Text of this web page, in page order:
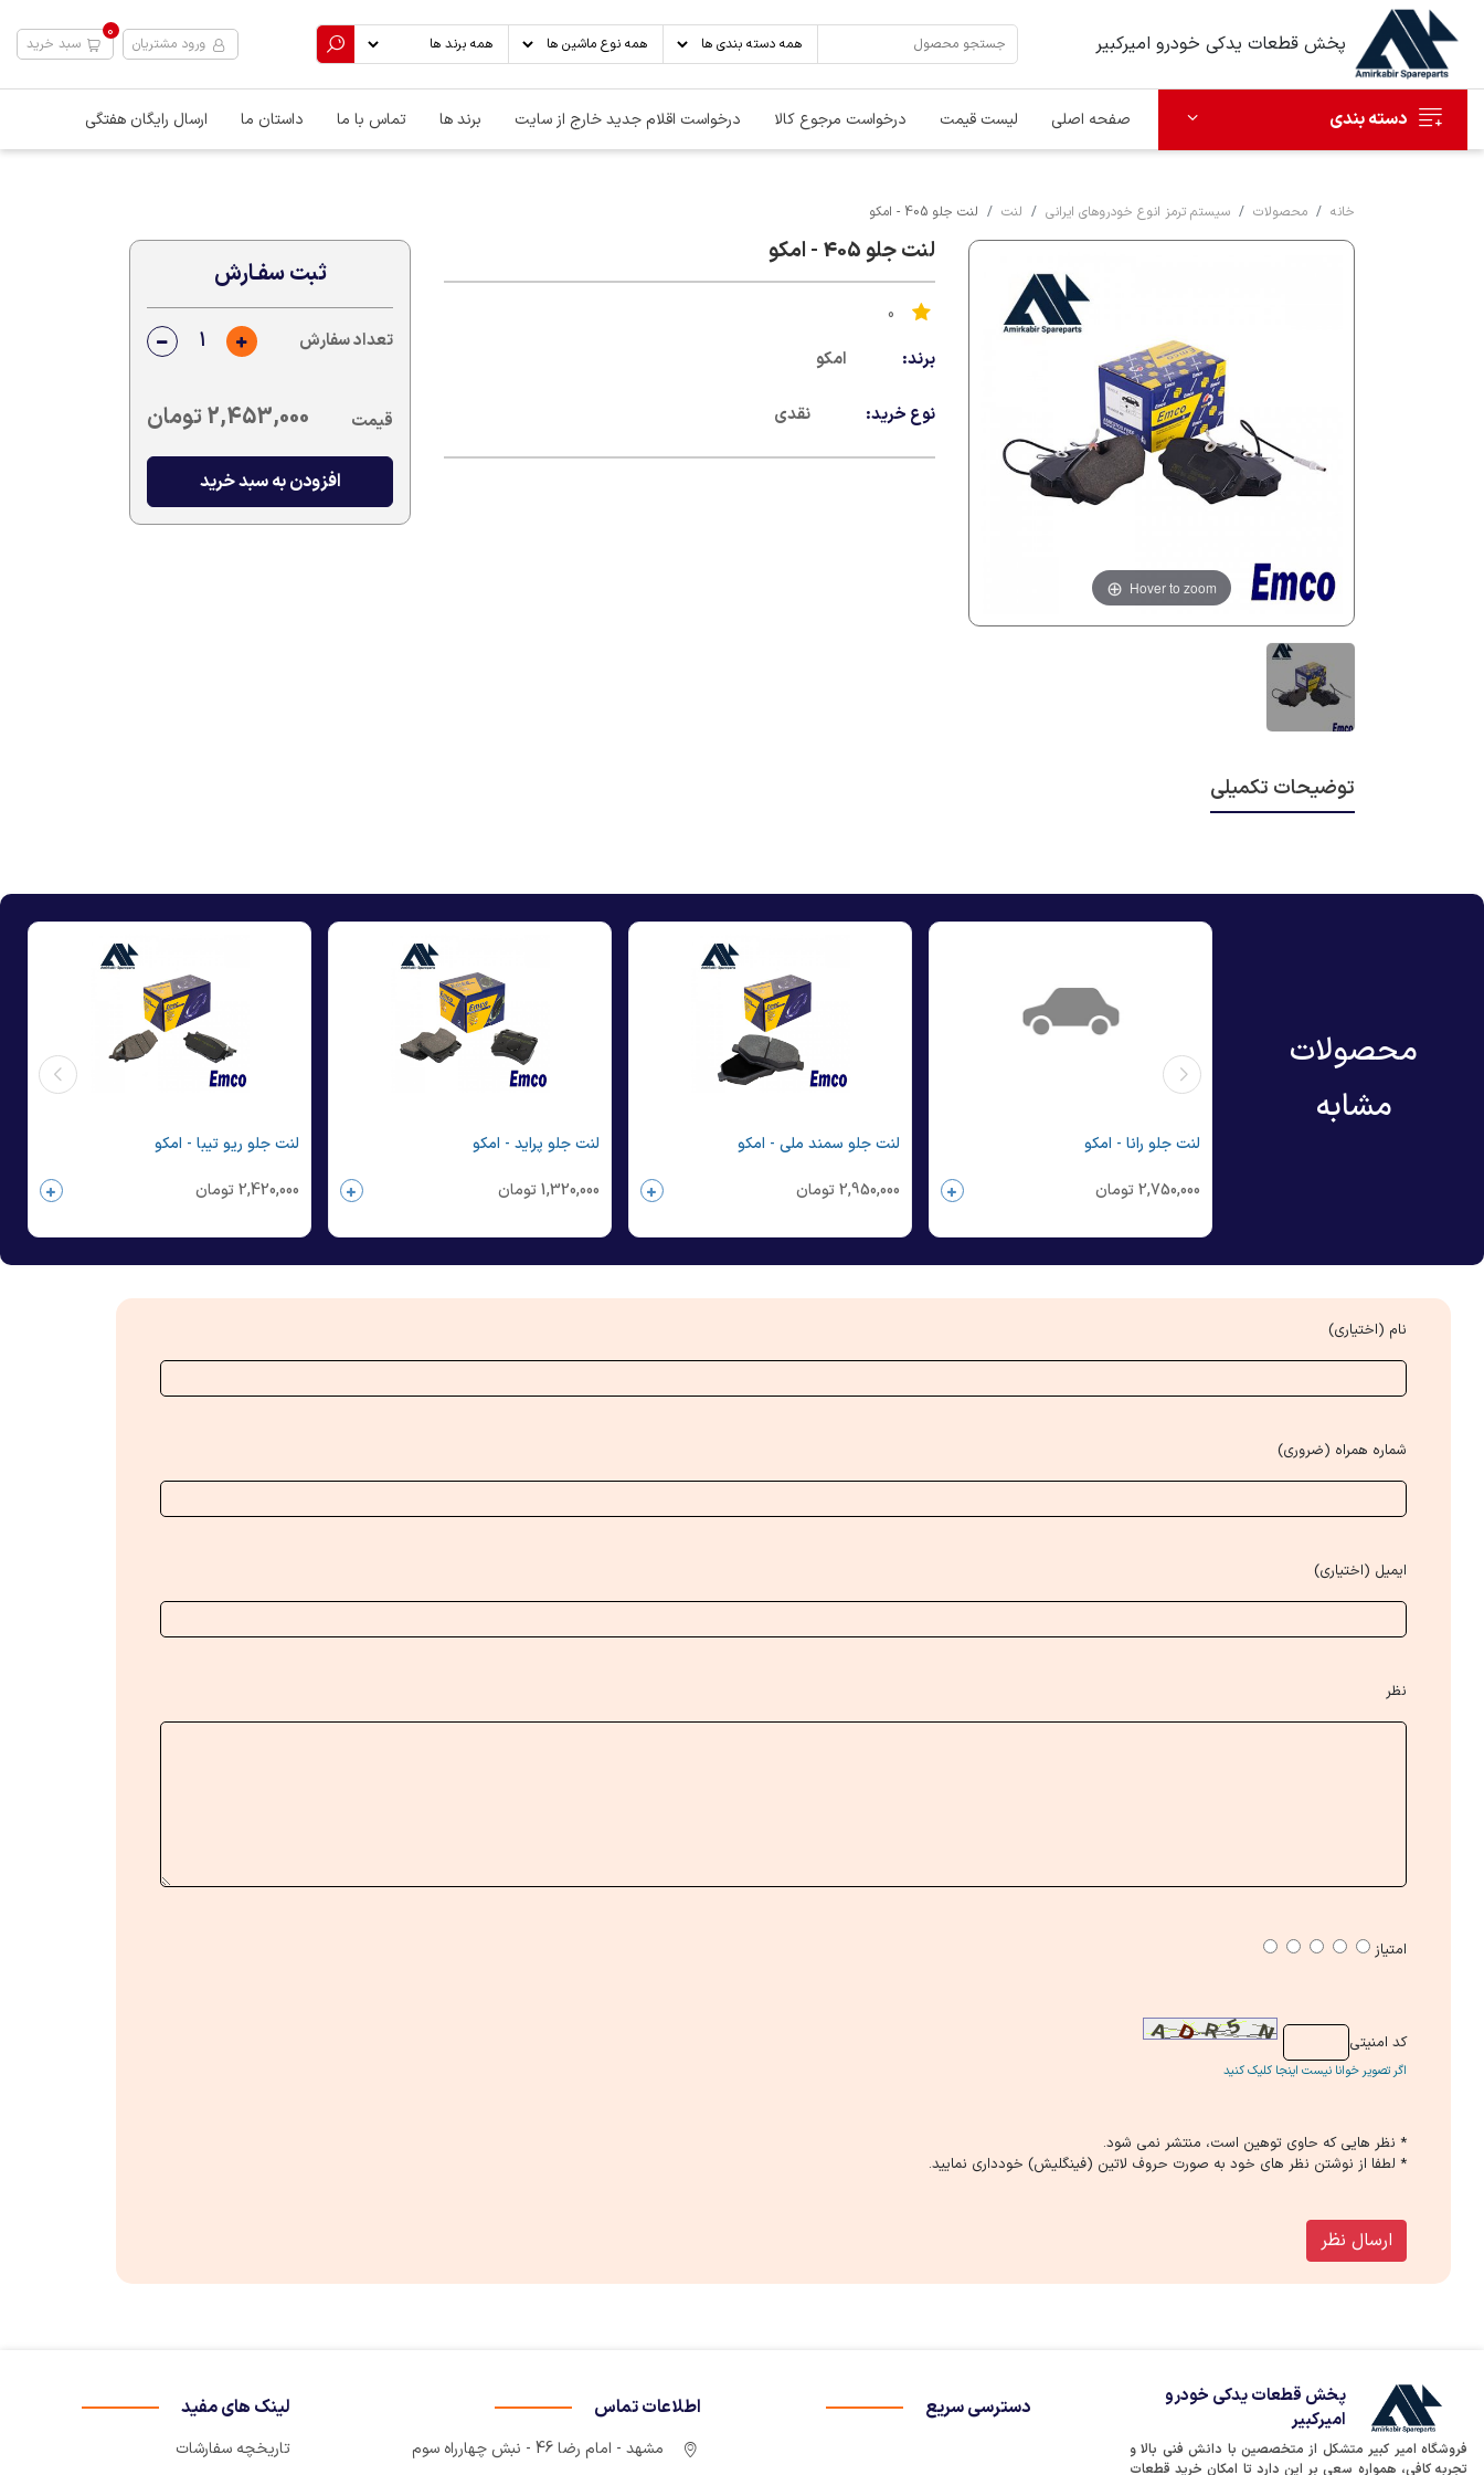
پخش قطعات یدکی خودرو امیرکبیر ورود مشتریان
0
سبد خرید
دسته بندی صفحه اصلی لیست قیمت درخواست مرجوع کالا درخواست اقلام جدید خارج از سایت برند ها تماس با ما داستان ما ارسال رایگان هفتگی
خانه محصولات سیستم ترمز انوع خودروهای ایرانی لنت لنت جلو 405 - امکو
Hover to zoom
لنت جلو 405 - امکو
0
برند: امکو
نوع خرید: نقدی
ثبت سفـارش
تعداد سفارش
قیمت 2,453,000تومان
افزودن به سبد خرید
توضیحات تکمیلی
محصولات
مشابه
لنت جلو رانا - امکو
2,750,000 تومان
لنت جلو سمند ملی - امکو
2,950,000 تومان
لنت جلو پراید - امکو
1,320,000 تومان
لنت جلو ریو تیبا - امکو
2,420,000 تومان
نام (اختیاری)
شماره همراه (ضروری)
ایمیل (اختیاری)
نظر
امتیاز
كد امنیتی
اگر تصویر خوانا نیست اینجا کلیک کنید
* نظر هایی كه حاوی توهین است، منتشر نمی شود.
* لطفا از نوشتن نظر های خود به صورت حروف لاتین (فینگلیش) خودداری نمایید.
ارسال نظر
پخش قطعات یدکی خودرو
امیرکبیر
فروشگاه امیر کبیر متشکل از متخصصین با دانش فنی بالا و
تجربه کافی، همواره سعی بر این دارد تا امکان خرید قطعات
دسترسی سریع اطلاعات تماس
مشهد - امام رضا 46 - نبش چهارراه سوم
لینک های مفید
تاریخچه سفارشات